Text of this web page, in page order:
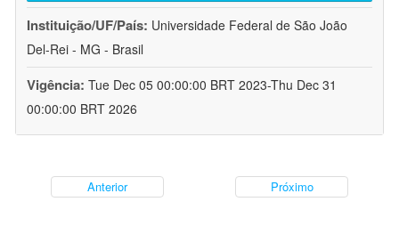
Instituição/UF/País: Universidade Federal de São João
Del-Rei - MG - Brasil
Vigência: Tue Dec 05 00:00:00 BRT 2023-Thu Dec 31
00:00:00 BRT 2026
Anterior Próximo